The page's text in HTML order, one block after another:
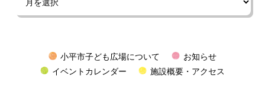
小平市子ども広場について
お知らせ
イベントカレンダー
施設概要・アクセス